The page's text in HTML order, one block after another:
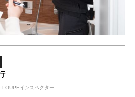
LOUPEインスペクター